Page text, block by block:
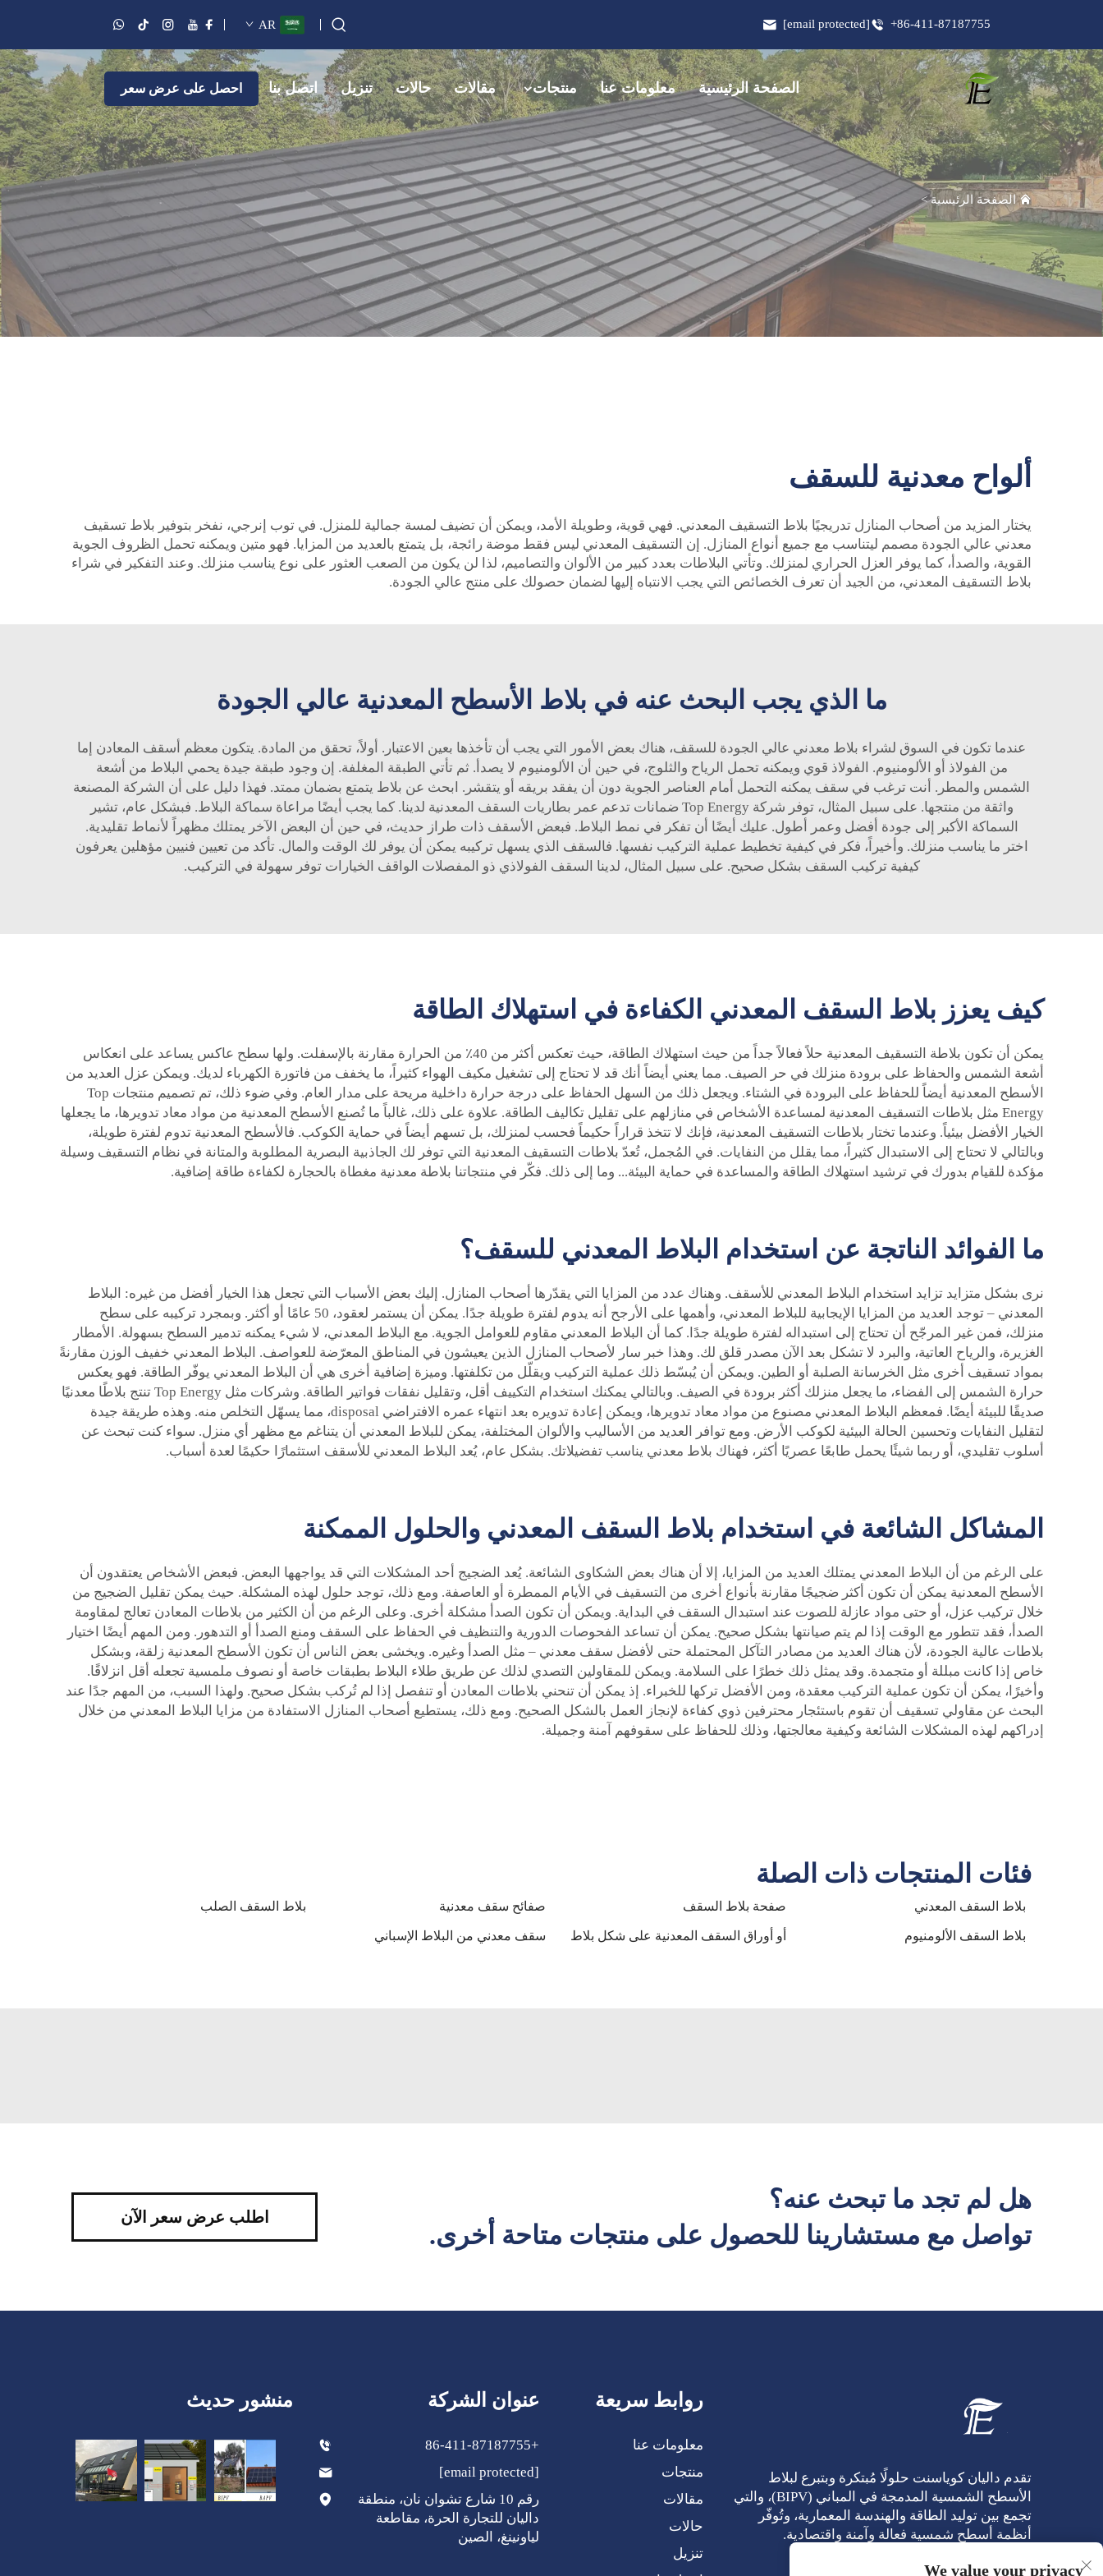
+86-411-87187755
[email protected]
AR
الصفحة الرئيسية معلومات عنا منتجات مقالات حالات تنزيل اتصل بنا احصل على عرض سعر
الصفحة الرئيسية>
ألواح معدنية للسقف
يختار المزيد من أصحاب المنازل تدريجيًا بلاط التسقيف المعدني. فهي قوية، وطويلة الأمد، ويمكن أن تضيف لمسة جمالية للمنزل. في توب إنرجي، نفخر بتوفير بلاط تسقيف
معدني عالي الجودة مصمم ليتناسب مع جميع أنواع المنازل. إن التسقيف المعدني ليس فقط موضة رائجة، بل يتمتع بالعديد من المزايا. فهو متين ويمكنه تحمل الظروف الجوية
القوية، والصدأ، كما يوفر العزل الحراري لمنزلك. وتأتي البلاطات بعدد كبير من الألوان والتصاميم، لذا لن يكون من الصعب العثور على نوع يناسب منزلك. وعند التفكير في شراء
بلاط التسقيف المعدني، من الجيد أن تعرف الخصائص التي يجب الانتباه إليها لضمان حصولك على منتج عالي الجودة.
ما الذي يجب البحث عنه في بلاط الأسطح المعدنية عالي الجودة
عندما تكون في السوق لشراء بلاط معدني عالي الجودة للسقف، هناك بعض الأمور التي يجب أن تأخذها بعين الاعتبار. أولاً، تحقق من المادة. يتكون معظم أسقف المعادن إما
من الفولاذ أو الألومنيوم. الفولاذ قوي ويمكنه تحمل الرياح والثلوج، في حين أن الألومنيوم لا يصدأ. ثم تأتي الطبقة المغلفة. إن وجود طبقة جيدة يحمي البلاط من أشعة
الشمس والمطر. أنت ترغب في سقف يمكنه التحمل أمام العناصر الجوية دون أن يفقد بريقه أو يتقشر. ابحث عن بلاط يتمتع بضمان ممتد. فهذا دليل على أن الشركة المصنعة
واثقة من منتجها. على سبيل المثال، توفر شركة Top Energy ضمانات تدعم عمر بطاريات السقف المعدنية لدينا. كما يجب أيضًا مراعاة سماكة البلاط. فبشكل عام، تشير
السماكة الأكبر إلى جودة أفضل وعمر أطول. عليك أيضًا أن تفكر في نمط البلاط. فبعض الأسقف ذات طراز حديث، في حين أن البعض الآخر يمتلك مظهراً لأنماط تقليدية.
اختر ما يناسب منزلك. وأخيراً، فكر في كيفية تخطيط عملية التركيب نفسها. فالسقف الذي يسهل تركيبه يمكن أن يوفر لك الوقت والمال. تأكد من تعيين فنيين مؤهلين يعرفون
كيفية تركيب السقف بشكل صحيح. على سبيل المثال، لدينا السقف الفولاذي ذو المفصلات الواقف الخيارات توفر سهولة في التركيب.
كيف يعزز بلاط السقف المعدني الكفاءة في استهلاك الطاقة
يمكن أن تكون بلاطة التسقيف المعدنية حلاً فعالاً جداً من حيث استهلاك الطاقة، حيث تعكس أكثر من 40٪ من الحرارة مقارنة بالإسفلت. ولها سطح عاكس يساعد على انعكاس
أشعة الشمس والحفاظ على برودة منزلك في حر الصيف. مما يعني أيضاً أنك قد لا تحتاج إلى تشغيل مكيف الهواء كثيراً، ما يخفف من فاتورة الكهرباء لديك. ويمكن عزل العديد من
الأسطح المعدنية أيضاً للحفاظ على البرودة في الشتاء. ويجعل ذلك من السهل الحفاظ على درجة حرارة داخلية مريحة على مدار العام. وفي ضوء ذلك، تم تصميم منتجات Top
Energy مثل بلاطات التسقيف المعدنية لمساعدة الأشخاص في منازلهم على تقليل تكاليف الطاقة. علاوة على ذلك، غالباً ما تُصنع الأسطح المعدنية من مواد معاد تدويرها، ما يجعلها
الخيار الأفضل بيئياً. وعندما تختار بلاطات التسقيف المعدنية، فإنك لا تتخذ قراراً حكيماً فحسب لمنزلك، بل تسهم أيضاً في حماية الكوكب. فالأسطح المعدنية تدوم لفترة طويلة،
وبالتالي لا تحتاج إلى الاستبدال كثيراً، مما يقلل من النفايات. في المُجمل، تُعدّ بلاطات التسقيف المعدنية التي توفر لك الجاذبية البصرية المطلوبة والمتانة في نظام التسقيف وسيلة
مؤكدة للقيام بدورك في ترشيد استهلاك الطاقة والمساعدة في حماية البيئة... وما إلى ذلك. فكّر في منتجاتنا بلاطة معدنية مغطاة بالحجارة لكفاءة طاقة إضافية.
ما الفوائد الناتجة عن استخدام البلاط المعدني للسقف؟
نرى بشكل متزايد تزايد استخدام البلاط المعدني للأسقف. وهناك عدد من المزايا التي يقدّرها أصحاب المنازل. إليك بعض الأسباب التي تجعل هذا الخيار أفضل من غيره: البلاط
المعدني – توجد العديد من المزايا الإيجابية للبلاط المعدني، وأهمها على الأرجح أنه يدوم لفترة طويلة جدًا. يمكن أن يستمر لعقود، 50 عامًا أو أكثر. وبمجرد تركيبه على سطح
منزلك، فمن غير المرجّح أن تحتاج إلى استبداله لفترة طويلة جدًا. كما أن البلاط المعدني مقاوم للعوامل الجوية. مع البلاط المعدني، لا شيء يمكنه تدمير السطح بسهولة. الأمطار
الغزيرة، والرياح العاتية، والبرد لا تشكل بعد الآن مصدر قلق لك. وهذا خبر سار لأصحاب المنازل الذين يعيشون في المناطق المعرّضة للعواصف. البلاط المعدني خفيف الوزن مقارنةً
بمواد تسقيف أخرى مثل الخرسانة الصلبة أو الطين. ويمكن أن يُبسّط ذلك عملية التركيب ويقلّل من تكلفتها. وميزة إضافية أخرى هي أن البلاط المعدني يوفّر الطاقة. فهو يعكس
حرارة الشمس إلى الفضاء، ما يجعل منزلك أكثر برودة في الصيف. وبالتالي يمكنك استخدام التكييف أقل، وتقليل نفقات فواتير الطاقة. وشركات مثل Top Energy تنتج بلاطًا معدنيًا
صديقًا للبيئة أيضًا. فمعظم البلاط المعدني مصنوع من مواد معاد تدويرها، ويمكن إعادة تدويره بعد انتهاء عمره الافتراضي disposal، مما يسهّل التخلص منه. وهذه طريقة جيدة
لتقليل النفايات وتحسين الحالة البيئية لكوكب الأرض. ومع توافر العديد من الأساليب والألوان المختلفة، يمكن للبلاط المعدني أن يتناغم مع مظهر أي منزل. سواء كنت تبحث عن
أسلوب تقليدي، أو ربما شيئًا يحمل طابعًا عصريًا أكثر، فهناك بلاط معدني يناسب تفضيلاتك. بشكل عام، يُعد البلاط المعدني للأسقف استثمارًا حكيمًا لعدة أسباب.
المشاكل الشائعة في استخدام بلاط السقف المعدني والحلول الممكنة
على الرغم من أن البلاط المعدني يمتلك العديد من المزايا، إلا أن هناك بعض الشكاوى الشائعة. يُعد الضجيج أحد المشكلات التي قد يواجهها البعض. فبعض الأشخاص يعتقدون أن
الأسطح المعدنية يمكن أن تكون أكثر ضجيجًا مقارنة بأنواع أخرى من التسقيف في الأيام الممطرة أو العاصفة. ومع ذلك، توجد حلول لهذه المشكلة. حيث يمكن تقليل الضجيج من
خلال تركيب عزل، أو حتى مواد عازلة للصوت عند استبدال السقف في البداية. ويمكن أن تكون الصدأ مشكلة أخرى. وعلى الرغم من أن الكثير من بلاطات المعادن تعالج لمقاومة
الصدأ، فقد تتطور مع الوقت إذا لم يتم صيانتها بشكل صحيح. يمكن أن تساعد الفحوصات الدورية والتنظيف في الحفاظ على السقف ومنع الصدأ أو التدهور. ومن المهم أيضًا اختيار
بلاطات عالية الجودة، لأن هناك العديد من مصادر التآكل المحتملة حتى لأفضل سقف معدني – مثل الصدأ وغيره. ويخشى بعض الناس أن تكون الأسطح المعدنية زلقة، وبشكل
خاص إذا كانت مبللة أو متجمدة. وقد يمثل ذلك خطرًا على السلامة. ويمكن للمقاولين التصدي لذلك عن طريق طلاء البلاط بطبقات خاصة أو نصوف ملمسية تجعله أقل انزلاقًا.
وأخيرًا، يمكن أن تكون عملية التركيب معقدة، ومن الأفضل تركها للخبراء. إذ يمكن أن تنحني بلاطات المعادن أو تنفصل إذا لم تُركب بشكل صحيح. ولهذا السبب، من المهم جدًا عند
البحث عن مقاولي تسقيف أن تقوم باستئجار محترفين ذوي كفاءة لإنجاز العمل بالشكل الصحيح. ومع ذلك، يستطيع أصحاب المنازل الاستفادة من مزايا البلاط المعدني من خلال
إدراكهم لهذه المشكلات الشائعة وكيفية معالجتها، وذلك للحفاظ على سقوفهم آمنة وجميلة.
فئات المنتجات ذات الصلة
بلاط السقف المعدني صفحة بلاط السقف صفائح سقف معدنية بلاط السقف الصلب
بلاط السقف الألومنيوم أو أوراق السقف المعدنية على شكل بلاط سقف معدني من البلاط الإسباني
هل لم تجد ما تبحث عنه؟
تواصل مع مستشارينا للحصول على منتجات متاحة أخرى.
اطلب عرض سعر الآن
تقدم داليان كوياسنت حلولًا مُبتكرة وبتبرع لبلاط
الأسطح الشمسية المدمجة في المباني (BIPV)، والتي
تجمع بين توليد الطاقة والهندسة المعمارية، وتُوفّر
أنظمة أسطح شمسية فعالة وآمنة واقتصادية.
روابط سريعة
معلومات عنا
منتجات
مقالات
حالات
تنزيل
عنوان الشركة
+86-411-87187755
[email protected]
رقم 10 شارع تشوان نان، منطقة
داليان للتجارة الحرة، مقاطعة
لياونينغ، الصين
منشور حديث
We value your privacy